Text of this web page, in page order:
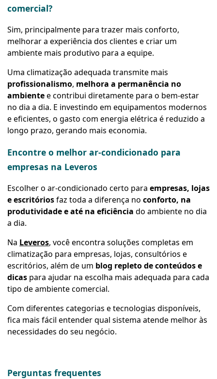
comercial?
Sim, principalmente para trazer mais conforto,
melhorar a experiência dos clientes e criar um
ambiente mais produtivo para a equipe.
Uma climatização adequada transmite mais
profissionalismo, melhora a permanência no
ambientee contribui diretamente para o bem-estar
no dia a dia. E investindo em equipamentos modernos
e eficientes, o gasto com energia elétrica é reduzido a
longo prazo, gerando mais economia.
Encontre o melhor ar-condicionado para
empresas na Leveros
Escolher o ar-condicionado certo para empresas, lojas
e escritóriosfaz toda a diferença no conforto, na
produtividade e até na eficiência do ambiente no dia
a dia.
Na Leveros, você encontra soluções completas em
climatização para empresas, lojas, consultórios e
escritórios, além de um blog repleto de conteúdos e
dicas para ajudar na escolha mais adequada para cada
tipo de ambiente comercial.
Com diferentes categorias e tecnologias disponíveis,
fica mais fácil entender qual sistema atende melhor às
necessidades do seu negócio.
Perguntas frequentes